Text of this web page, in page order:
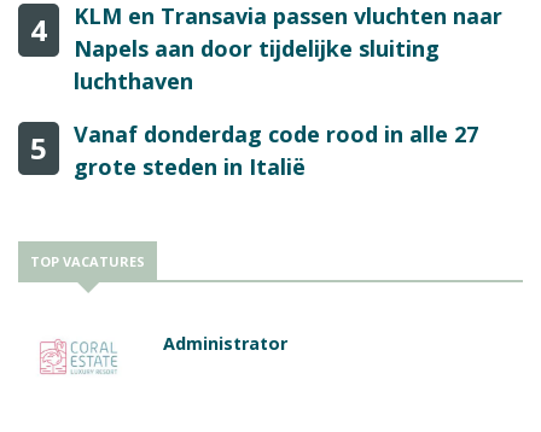
4
KLM en Transavia passen vluchten naar
Napels aan door tijdelijke sluiting
luchthaven
5
Vanaf donderdag code rood in alle 27
grote steden in Italië
TOP VACATURES
Administrator